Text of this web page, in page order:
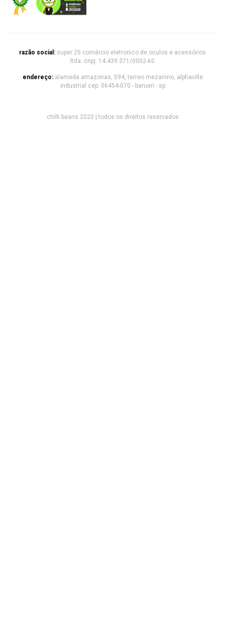
razão social: super 25 comércio eletronico de oculos e acessórios
ltda. cnpj: 14.439.371/0002-60
endereço: alameda amazonas, 594, terreo mezanino, alphaville
industrial cep: 06454-070 - barueri - sp
chilli beans 2020 | todos os direitos reservados